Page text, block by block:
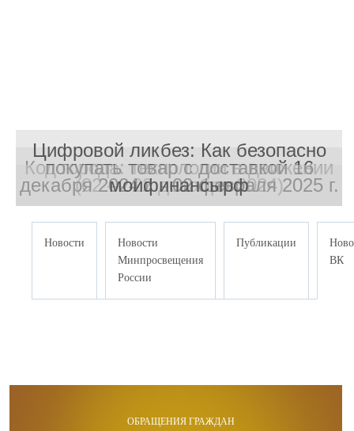
Код города: технологии в движении
(02 — 22 декабря 2024)
Цифровой ликбез: Как безопасно
покупать товар с доставкой 16
декабря 2024 г. - 02 февраля 2025 г.
моифинансырф
Новости
Новости
Минпросвещения
России
Публикации
ВК
ОБРАЩЕНИЯ ГРАЖДАН